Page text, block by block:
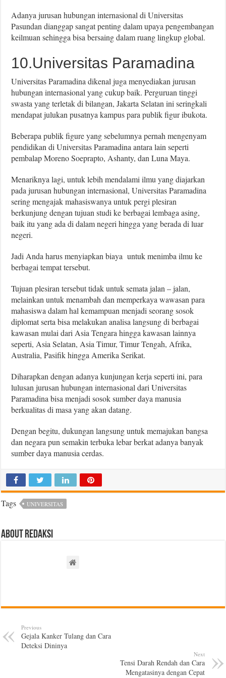
Adanya jurusan hubungan internasional di Universitas
Pasundan dianggap sangat penting dalam upaya pengembangan
keilmuan sehingga bisa bersaing dalam ruang lingkup global.
10.Universitas Paramadina
Universitas Paramadina dikenal juga menyediakan jurusan
hubungan internasional yang cukup baik. Perguruan tinggi
swasta yang terletak di bilangan, Jakarta Selatan ini seringkali
mendapat julukan pusatnya kampus para publik figur ibukota.
Beberapa publik figure yang sebelumnya pernah mengenyam
pendidikan di Universitas Paramadina antara lain seperti
pembalap Moreno Soeprapto, Ashanty, dan Luna Maya.
Menariknya lagi, untuk lebih mendalami ilmu yang diajarkan
pada jurusan hubungan internasional, Universitas Paramadina
sering mengajak mahasiswanya untuk pergi plesiran
berkunjung dengan tujuan studi ke berbagai lembaga asing,
baik itu yang ada di dalam negeri hingga yang berada di luar
negeri.
Jadi Anda harus menyiapkan biaya untuk menimba ilmu ke
berbagai tempat tersebut.
Tujuan plesiran tersebut tidak untuk semata jalan – jalan,
melainkan untuk menambah dan memperkaya wawasan para
mahasiswa dalam hal kemampuan menjadi seorang sosok
diplomat serta bisa melakukan analisa langsung di berbagai
kawasan mulai dari Asia Tengara hingga kawasan lainnya
seperti, Asia Selatan, Asia Timur, Timur Tengah, Afrika,
Australia, Pasifik hingga Amerika Serikat.
Diharapkan dengan adanya kunjungan kerja seperti ini, para
lulusan jurusan hubungan internasional dari Universitas
Paramadina bisa menjadi sosok sumber daya manusia
berkualitas di masa yang akan datang.
Dengan begitu, dukungan langsung untuk memajukan bangsa
dan negara pun semakin terbuka lebar berkat adanya banyak
sumber daya manusia cerdas.
Tags UNIVERSITAS
About Redaksi
Previous
Gejala Kanker Tulang dan Cara
Deteksi Dininya
Next
Tensi Darah Rendah dan Cara
Mengatasinya dengan Cepat